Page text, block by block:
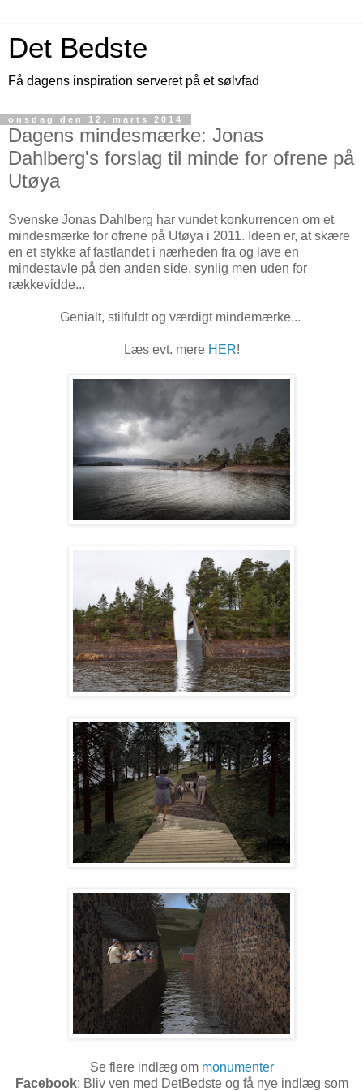
Det Bedste
Få dagens inspiration serveret på et sølvfad
onsdag den 12. marts 2014
Dagens mindesmærke: Jonas
Dahlberg's forslag til minde for ofrene på
Utøya
Svenske Jonas Dahlberg har vundet konkurrencen om et
mindesmærke for ofrene på Utøya i 2011. Ideen er, at skære
en et stykke af fastlandet i nærheden fra og lave en
mindestavle på den anden side, synlig men uden for
rækkevidde...
Genialt, stilfuldt og værdigt mindemærke...
Læs evt. mere HER!
Se flere indlæg om monumenter
Facebook: Bliv ven med DetBedste og få nye indlæg som